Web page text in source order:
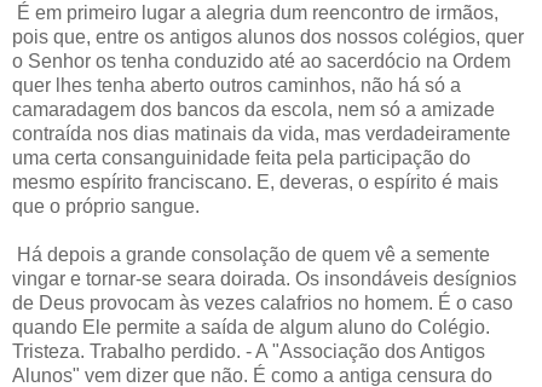
É em primeiro lugar a alegria dum reencontro de irmãos,
pois que, entre os antigos alunos dos nossos colégios, quer
o Senhor os tenha conduzido até ao sacerdócio na Ordem
quer lhes tenha aberto outros caminhos, não há só a
camaradagem dos bancos da escola, nem só a amizade
contraída nos dias matinais da vida, mas verdadeiramente
uma certa consanguinidade feita pela participação do
mesmo espírito franciscano. E, deveras, o espírito é mais
que o próprio sangue.
Há depois a grande consolação de quem vê a semente
vingar e tornar-se seara doirada. Os insondáveis desígnios
de Deus provocam às vezes calafrios no homem. É o caso
quando Ele permite a saída de algum aluno do Colégio.
Tristeza. Trabalho perdido. - A "Associação dos Antigos
Alunos" vem dizer que não. É como a antiga censura do